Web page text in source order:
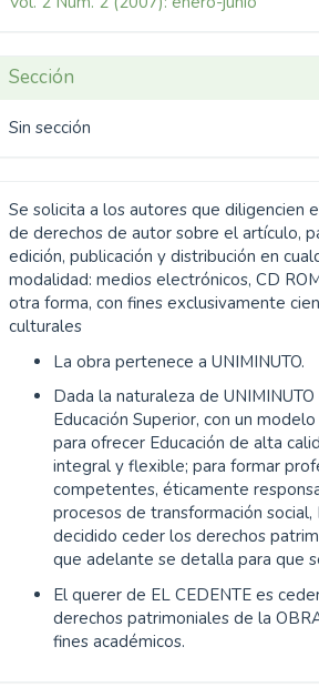
Sección
Sin sección
Se solicita a los autores que diligencien
de derechos de autor sobre el artículo,
edición, publicación y distribución en
modalidad: medios electrónicos, CD
otra forma, con fines exclusivamente
culturales
La obra pertenece a UNIMINUTO.
Dada la naturaleza de
Educación Superior, con un
para ofrecer Educación de alta
integral y flexible; para formar
competentes, éticamente
procesos de transformación social,
decidido ceder los derechos
que adelante se detalla para que
El querer de EL CEDENTE es
derechos patrimoniales de la
fines académicos.